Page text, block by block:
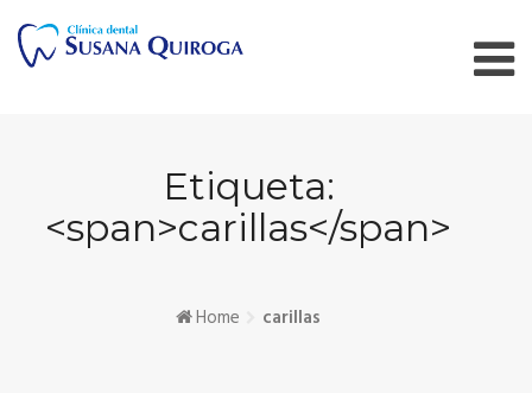
content
Etiqueta:
<span>carillas</span>
Home carillas